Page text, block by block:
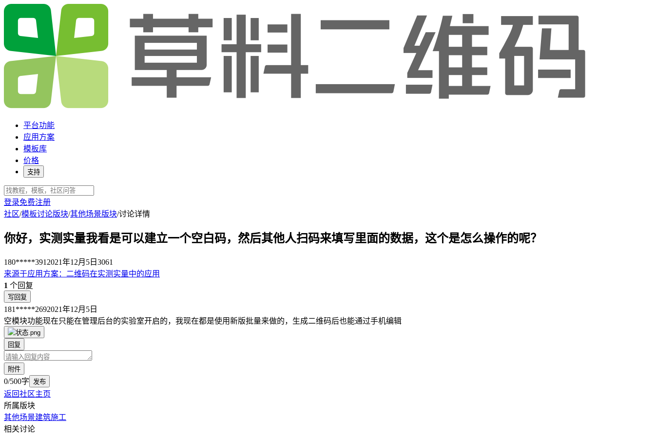
平台功能
应用方案
模板库
价格
支持
登录免费注册
社区/模板讨论版块/其他场景版块/讨论详情
你好，实测实量我看是可以建立一个空白码，然后其他人扫码来填写里面的数据，这个是怎么操作的呢？
180*****391 2021年12月5日 3061
来源于应用方案： 二维码在实测实量中的应用
1 个回复
写回复
181*****2692021年12月5日
空模块功能现在只能在管理后台的实验室开启的，我现在都是使用新版批量来做的，生成二维码后也能通过手机编辑
回复
附件
0/500字 发布
返回社区主页
所属版块
其他场景建筑施工
相关讨论